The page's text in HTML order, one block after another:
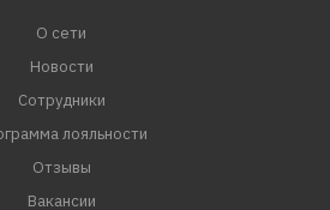
О сети
Новости
Сотрудники
лояльности
Отзывы
Вакансии